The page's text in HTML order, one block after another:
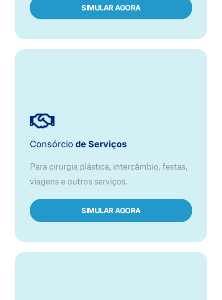
SIMULAR AGORA
Consórcio de Serviços
Para cirurgia plástica, intercâmbio, festas,
viagens e outros serviços.
SIMULAR AGORA